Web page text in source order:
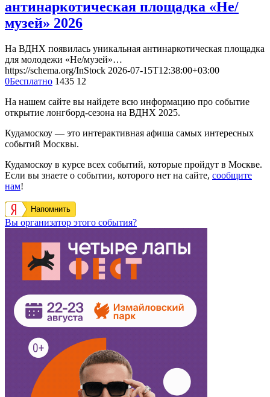
антинаркотическая площадка «Не/
музей» 2026
На ВДНХ появилась уникальная антинаркотическая площадка
для молодежи «Не/музей»…
https://schema.org/InStock 2026-07-15T12:38:00+03:00
0Бесплатно 1435 12
На нашем сайте вы найдете всю информацию про событие
открытие лонгборд-сезона на ВДНХ 2025.
Кудамоскоу — это интерактивная афиша самых интересных
событий Москвы.
Кудамоскоу в курсе всех событий, которые пройдут в Москве.
Если вы знаете о событии, которого нет на сайте, сообщите
нам!
Напомнить
Вы организатор этого события?